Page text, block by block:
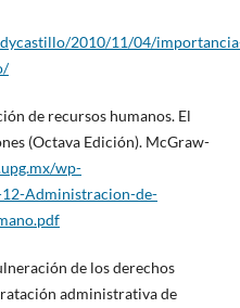
2010/11/04/
de recursos humanos. El
(Octava Edición). McGraw-
wp-
Administracion-de-
de los derechos
administrativa de